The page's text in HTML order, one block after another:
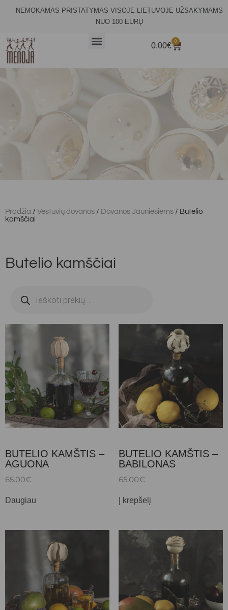
NEMOKAMAS PRISTATYMAS VISOJE LIETUVOJE UŽSAKYMAMS
NUO 100 EURŲ
0.00€
0
Pradžia / Vestuvių dovanos / Dovanos Jauniesiems / Butelio
kamščiai
Butelio kamščiai
BUTELIO KAMŠTIS –
AGUONA
65.00€
Daugiau
BUTELIO KAMŠTIS –
BABILONAS
65.00€
Į krepšelį